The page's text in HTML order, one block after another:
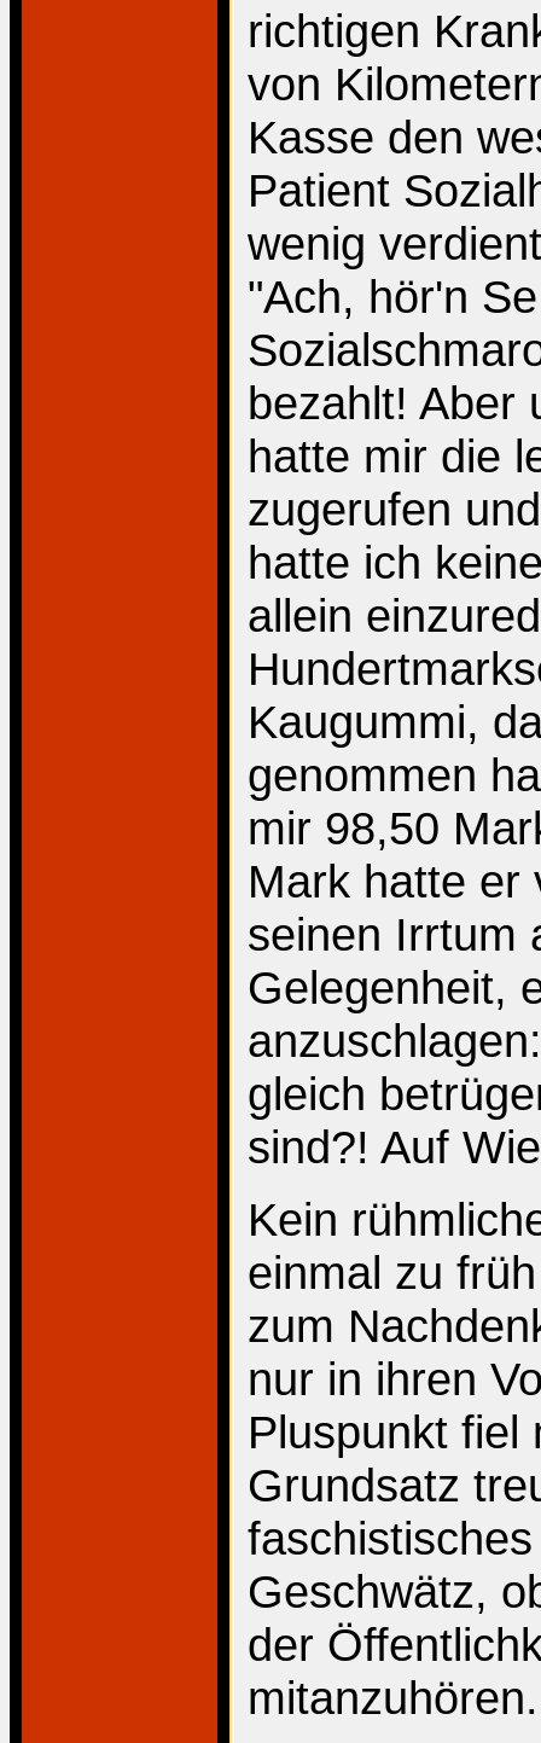
richtigen
von
Kasse den
Patient
wenig
"Ach, hör'n
bezahlt! Aber
hatte mir die
zugerufen
hatte ich
allein
Kaugummi,
genommen
mir 98,50
Mark hatte er
seinen Irrtum
Gelegenheit,
gleich
sind?! Auf
Kein
einmal zu
zum
nur in ihren
Pluspunkt fiel
Grundsatz
Geschwätz,
der
mitanzuhören.